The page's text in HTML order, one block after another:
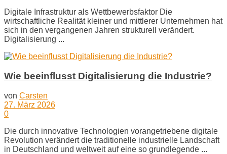
Digitale Infrastruktur als Wettbewerbsfaktor Die
wirtschaftliche Realität kleiner und mittlerer Unternehmen hat
sich in den vergangenen Jahren strukturell verändert.
Digitalisierung ...
Wie beeinflusst Digitalisierung die Industrie?
von Carsten
27. März 2026
0
Die durch innovative Technologien vorangetriebene digitale
Revolution verändert die traditionelle industrielle Landschaft
in Deutschland und weltweit auf eine so grundlegende ...